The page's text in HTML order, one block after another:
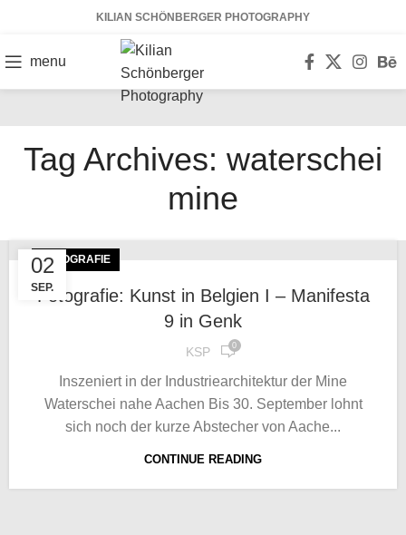
KILIAN SCHÖNBERGER PHOTOGRAPHY
menu
Tag Archives: waterschei
mine
02
SEP.
FOTOGRAFIE
Fotografie: Kunst in Belgien I – Manifesta
9 in Genk
KSP 0
Inszeniert in der Industriearchitektur der Mine
Waterschei nahe Aachen Bis 30. September lohnt
sich noch der kurze Abstecher von Aache...
CONTINUE READING